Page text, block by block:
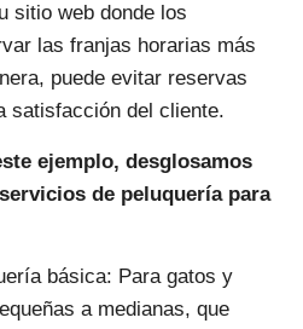
sitio web donde los
las franjas horarias más
puede evitar reservas
satisfacción del cliente.
ejemplo, desglosamos
de peluquería para
básica: Para gatos y
a medianas, que